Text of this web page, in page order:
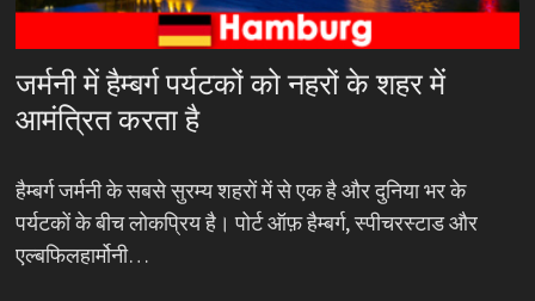
जर्मनी में हैम्बर्ग पर्यटकों को नहरों के शहर में
आमंत्रित करता है
हैम्बर्ग जर्मनी के सबसे सुरम्य शहरों में से एक है और दुनिया भर के
पर्यटकों के बीच लोकप्रिय है। पोर्ट ऑफ़ हैम्बर्ग, स्पीचरस्टाड और
एल्बफिलहार्मोनी…